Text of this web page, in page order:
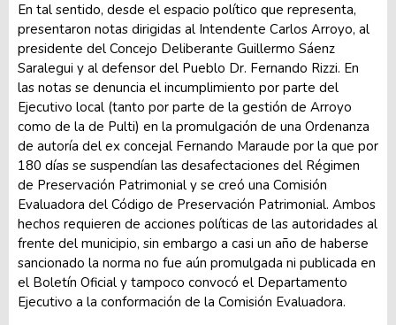
En tal sentido, desde el espacio político que representa,
presentaron notas dirigidas al Intendente Carlos Arroyo, al
presidente del Concejo Deliberante Guillermo Sáenz
Saralegui y al defensor del Pueblo Dr. Fernando Rizzi. En
las notas se denuncia el incumplimiento por parte del
Ejecutivo local (tanto por parte de la gestión de Arroyo
como de la de Pulti) en la promulgación de una Ordenanza
de autoría del ex concejal Fernando Maraude por la que por
180 días se suspendían las desafectaciones del Régimen
de Preservación Patrimonial y se creó una Comisión
Evaluadora del Código de Preservación Patrimonial. Ambos
hechos requieren de acciones políticas de las autoridades al
frente del municipio, sin embargo a casi un año de haberse
sancionado la norma no fue aún promulgada ni publicada en
el Boletín Oficial y tampoco convocó el Departamento
Ejecutivo a la conformación de la Comisión Evaluadora.